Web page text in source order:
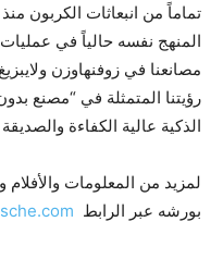
المنهج نفسه حالياً في
مصانعنا في زوفنهاوزن
رؤيتنا المتمثلة في “مصنع
الذكية عالية الكفاءة
لمزيد من المعلومات والأفلام
بورشه عبر الرابط ‎